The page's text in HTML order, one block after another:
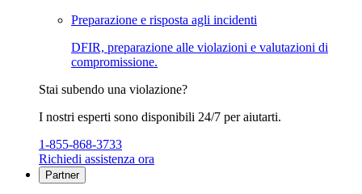
Preparazione e risposta agli incidenti
DFIR, preparazione alle violazioni e valutazioni di
compromissione.
Stai subendo una violazione?
I nostri esperti sono disponibili 24/7 per aiutarti.
1-855-868-3733
Richiedi assistenza ora
Partner